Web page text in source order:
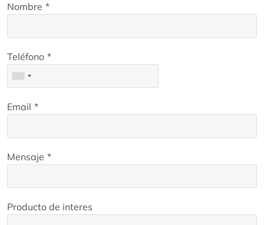
Nombre *
Teléfono *
Email *
Mensaje *
Producto de interes